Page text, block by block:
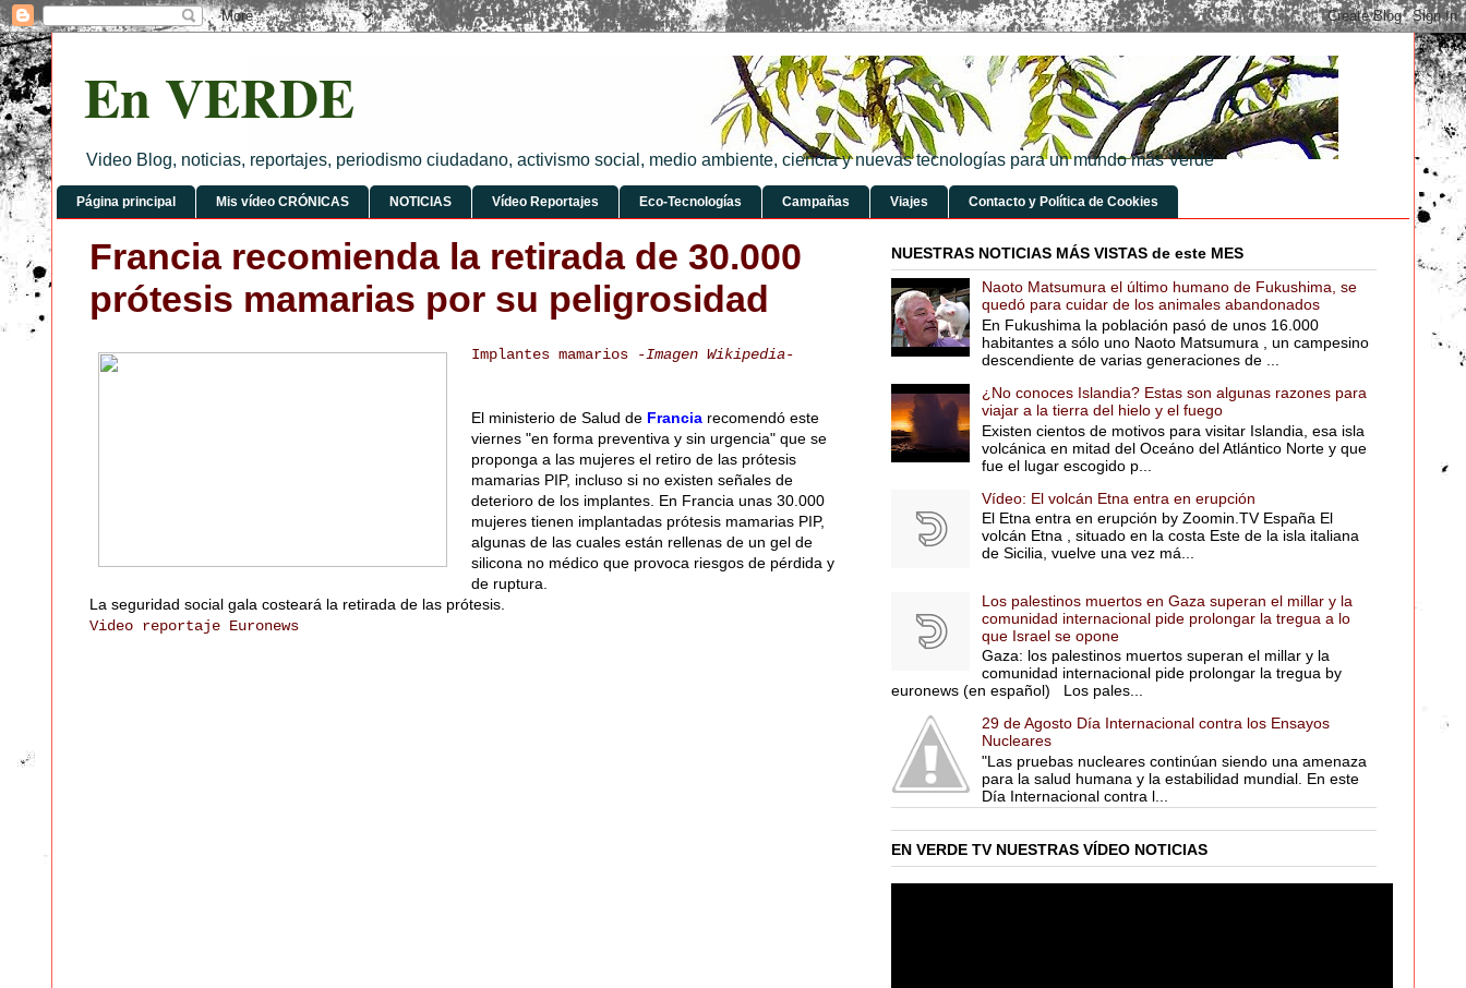
En VERDE
Video Blog, noticias, reportajes, periodismo ciudadano, activismo social, medio ambiente, ciencia y nuevas tecnologías para un mundo más Verde
Página principal Mis vídeo CRÓNICAS NOTICIAS Vídeo Reportajes Eco-Tecnologías Campañas Viajes Contacto y Política de Cookies
Francia recomienda la retirada de 30.000
prótesis mamarias por su peligrosidad
Implantes mamarios -Imagen Wikipedia-
El ministerio de Salud de Francia recomendó este
viernes "en forma preventiva y sin urgencia" que se
proponga a las mujeres el retiro de las prótesis
mamarias PIP, incluso si no existen señales de
deterioro de los implantes. En Francia unas 30.000
mujeres tienen implantadas prótesis mamarias PIP,
algunas de las cuales están rellenas de un gel de
silicona no médico que provoca riesgos de pérdida y
de ruptura.
La seguridad social gala costeará la retirada de las prótesis.
Video reportaje Euronews
NUESTRAS NOTICIAS MÁS VISTAS de este MES
Naoto Matsumura el último humano de Fukushima, se
quedó para cuidar de los animales abandonados
En Fukushima la población pasó de unos 16.000
habitantes a sólo uno Naoto Matsumura , un campesino
descendiente de varias generaciones de ...
¿No conoces Islandia? Estas son algunas razones para
viajar a la tierra del hielo y el fuego
Existen cientos de motivos para visitar Islandia, esa isla
volcánica en mitad del Oceáno del Atlántico Norte y que
fue el lugar escogido p...
Vídeo: El volcán Etna entra en erupción
El Etna entra en erupción by Zoomin.TV España El
volcán Etna , situado en la costa Este de la isla italiana
de Sicilia, vuelve una vez má...
Los palestinos muertos en Gaza superan el millar y la
comunidad internacional pide prolongar la tregua a lo
que Israel se opone
Gaza: los palestinos muertos superan el millar y la
comunidad internacional pide prolongar la tregua by
euronews (en español) Los pales...
29 de Agosto Día Internacional contra los Ensayos
Nucleares
"Las pruebas nucleares continúan siendo una amenaza
para la salud humana y la estabilidad mundial. En este
Día Internacional contra l...
EN VERDE TV NUESTRAS VÍDEO NOTICIAS